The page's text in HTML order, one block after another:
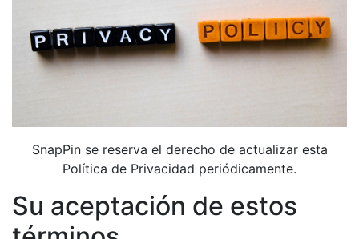
SnapPin se reserva el derecho de actualizar esta
Política de Privacidad periódicamente.
Su aceptación de estos